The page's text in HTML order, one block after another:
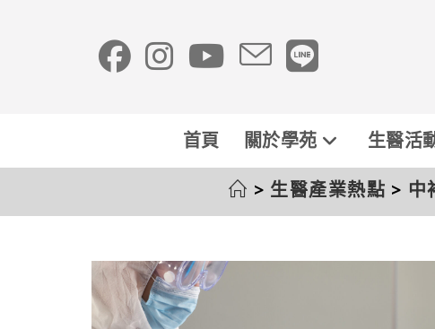
首頁 關於學苑 生醫活
> 生醫產業熱點 > 中